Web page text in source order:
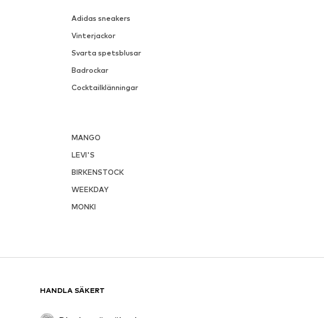
Adidas sneakers
Vinterjackor
Svarta spetsblusar
Badrockar
Cocktailklänningar
MANGO
LEVI'S
BIRKENSTOCK
WEEKDAY
MONKI
HANDLA SÄKERT